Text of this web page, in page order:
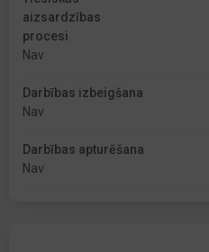
aizsardzības
procesi
Nav
Darbības izbeigšana
Nav
Darbības apturēšana
Nav